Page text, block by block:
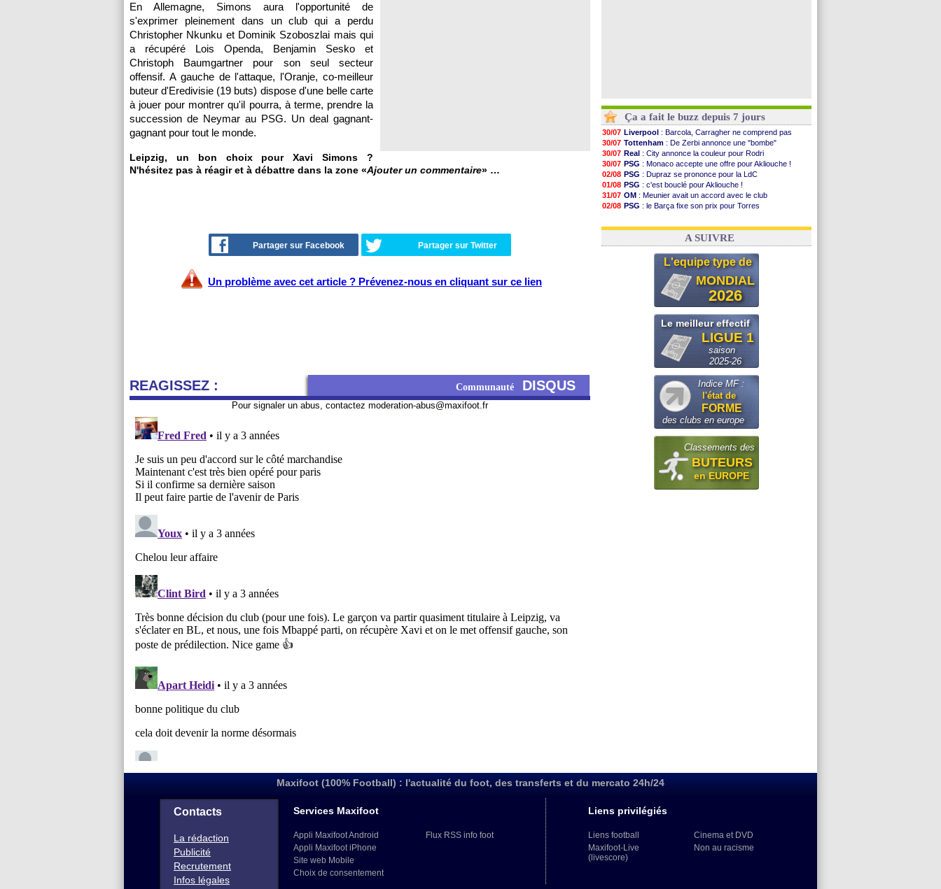
En Allemagne, Simons aura l'opportunité de
s'exprimer pleinement dans un club qui a perdu
Christopher Nkunku et Dominik Szoboszlai mais qui
a récupéré Lois Openda, Benjamin Sesko et
Christoph Baumgartner pour son seul secteur
offensif. A gauche de l'attaque, l'Oranje, co-meilleur
buteur d'Eredivisie (19 buts) dispose d'une belle carte
à jouer pour montrer qu'il pourra, à terme, prendre la
succession de Neymar au PSG. Un deal gagnant-
gagnant pour tout le monde.
Leipzig, un bon choix pour Xavi Simons ?
N'hésitez pas à réagir et à débattre dans la zone «Ajouter un commentaire» …
Partager sur Facebook Partager sur Twitter
Un problème avec cet article ? Prévenez-nous en cliquant sur ce lien
REAGISSEZ : Communauté DISQUS
Pour signaler un abus, contactez moderation-abus@maxifoot.fr
Ça a fait le buzz depuis 7 jours
30/07 Liverpool : Barcola, Carragher ne comprend pas
30/07 Tottenham : De Zerbi annonce une "bombe"
30/07 Real : City annonce la couleur pour Rodri
30/07 PSG : Monaco accepte une offre pour Akliouche !
02/08 PSG : Dupraz se prononce pour la LdC
01/08 PSG : c'est bouclé pour Akliouche !
31/07 OM : Meunier avait un accord avec le club
02/08 PSG : le Barça fixe son prix pour Torres
03/08 FIFA: Infantino sollicite Trump
A SUIVRE
L'equipe type de
MONDIAL
2026
Le meilleur effectif
LIGUE 1
saison
2025-26
Indice MF :
l'état de
FORME
des clubs en europe
Classements des
BUTEURS
en EUROPE
Maxifoot (100% Football) : l'actualité du foot, des transferts et du mercato 24h/24
Contacts
La rédaction
Publicité
Recrutement
Infos légales
Services Maxifoot
Appli Maxifoot Android
Appli Maxifoot iPhone
Site web Mobile
Choix de consentement
Flux RSS info foot
Liens privilégiés
Liens football
Maxifoot-Live
(livescore)
Cinema et DVD
Non au racisme